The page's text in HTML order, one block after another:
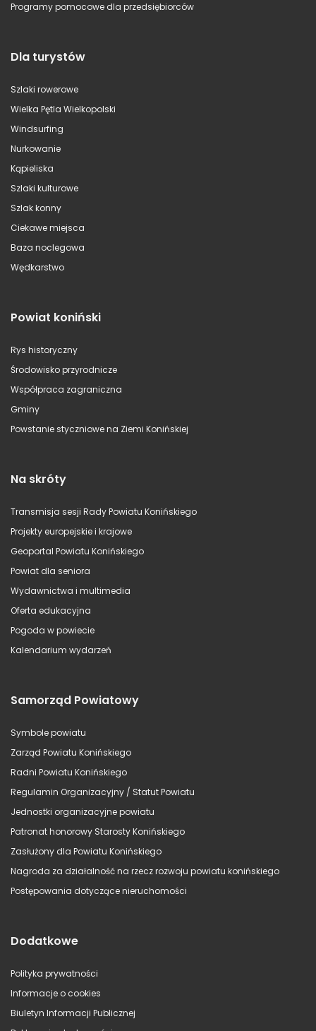
Programy pomocowe dla przedsiębiorców
Dla turystów
Szlaki rowerowe
Wielka Pętla Wielkopolski
Windsurfing
Nurkowanie
Kąpieliska
Szlaki kulturowe
Szlak konny
Ciekawe miejsca
Baza noclegowa
Wędkarstwo
Powiat koniński
Rys historyczny
Środowisko przyrodnicze
Współpraca zagraniczna
Gminy
Powstanie styczniowe na Ziemi Konińskiej
Na skróty
Transmisja sesji Rady Powiatu Konińskiego
Projekty europejskie i krajowe
Geoportal Powiatu Konińskiego
Powiat dla seniora
Wydawnictwa i multimedia
Oferta edukacyjna
Pogoda w powiecie
Kalendarium wydarzeń
Samorząd Powiatowy
Symbole powiatu
Zarząd Powiatu Konińskiego
Radni Powiatu Konińskiego
Regulamin Organizacyjny / Statut Powiatu
Jednostki organizacyjne powiatu
Patronat honorowy Starosty Konińskiego
Zasłużony dla Powiatu Konińskiego
Nagroda za działalność na rzecz rozwoju powiatu konińskiego
Postępowania dotyczące nieruchomości
Dodatkowe
Polityka prywatności
Informacje o cookies
Biuletyn Informacji Publicznej